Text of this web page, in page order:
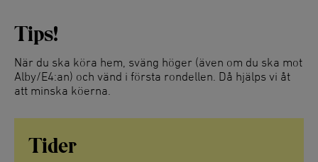
Tips!
När du ska köra hem, sväng höger (även om du ska mot
Alby/E4:an) och vänd i första rondellen. Då hjälps vi åt
att minska köerna.
Tider